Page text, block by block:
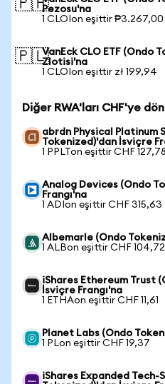
🇵🇭Pezosu'na
1 CLOIon eşittir ₱3.267,00
🇵🇱VanEck CLO ETF (Ondo
Zlotisi'na
1 CLOIon eşittir zł 199,94
Diğer RWA'ları CHF'ye
abrdn Physical Platinum
Tokenized)'dan İsviçre
1 PPLTon eşittir CHF 127,78
Analog Devices (Ondo
Frangı'na
1 ADIon eşittir CHF 315,63
Albemarle (Ondo
1 ALBon eşittir CHF 104,72
iShares Ethereum Trust
İsviçre Frangı'na
1 ETHAon eşittir CHF 11,61
Planet Labs (Ondo
1 PLon eşittir CHF 19,37
iShares Expanded Tech-